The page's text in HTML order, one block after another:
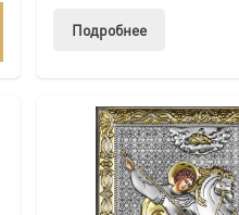
Подробнее